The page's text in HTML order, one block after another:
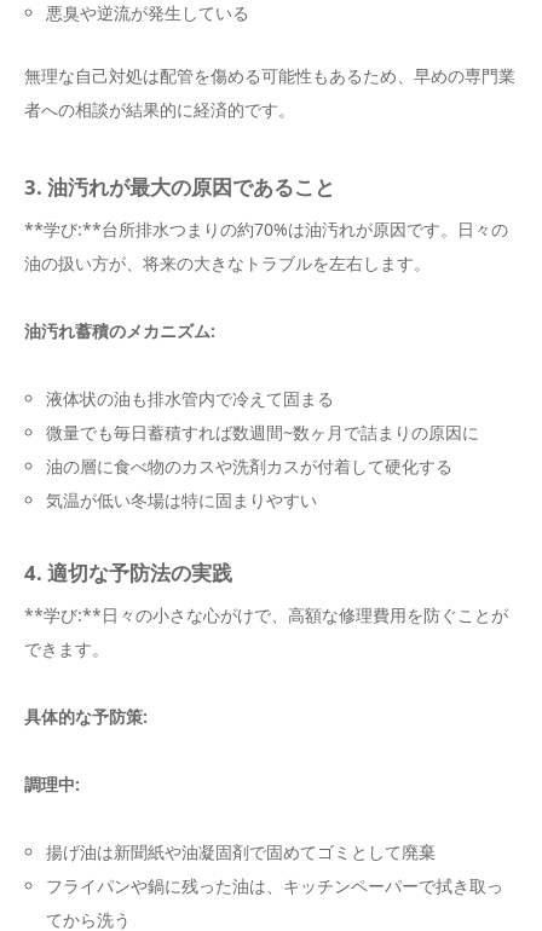
悪臭や逆流が発生している
無理な自己対処は配管を傷める可能性もあるため、早めの専門業
者への相談が結果的に経済的です。
3. 油汚れが最大の原因であること
**学び:**台所排水つまりの約70%は油汚れが原因です。日々の
油の扱い方が、将来の大きなトラブルを左右します。
油汚れ蓄積のメカニズム:
液体状の油も排水管内で冷えて固まる
微量でも毎日蓄積すれば数週間~数ヶ月で詰まりの原因に
油の層に食べ物のカスや洗剤カスが付着して硬化する
気温が低い冬場は特に固まりやすい
4. 適切な予防法の実践
**学び:**日々の小さな心がけで、高額な修理費用を防ぐことが
できます。
具体的な予防策:
調理中:
揚げ油は新聞紙や油凝固剤で固めてゴミとして廃棄
フライパンや鍋に残った油は、キッチンペーパーで拭き取っ
てから洗う